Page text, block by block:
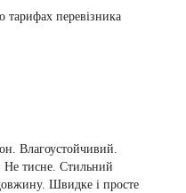
перевізника
Влагоустойчивий.
Не тисне. Стильний
Швидке і просте